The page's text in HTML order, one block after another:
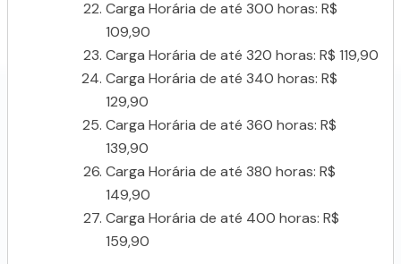
Carga Horária de até 300 horas: R$
109,90
Carga Horária de até 320 horas: R$ 119,90
Carga Horária de até 340 horas: R$
129,90
Carga Horária de até 360 horas: R$
139,90
Carga Horária de até 380 horas: R$
149,90
Carga Horária de até 400 horas: R$
159,90